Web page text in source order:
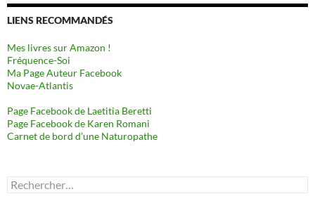
LIENS RECOMMANDÉS
Mes livres sur Amazon !
Fréquence-Soi
Ma Page Auteur Facebook
Novae-Atlantis
Page Facebook de Laetitia Beretti
Page Facebook de Karen Romani
Carnet de bord d’une Naturopathe
Rechercher :